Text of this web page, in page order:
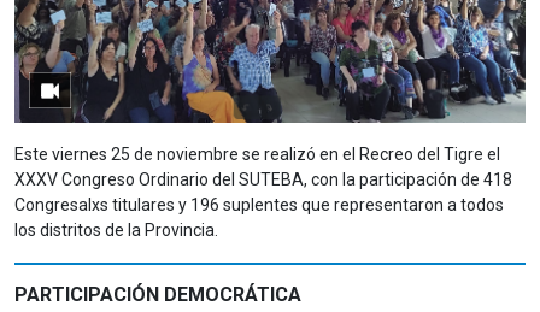
Este viernes 25 de noviembre se realizó en el Recreo del Tigre el
XXXV Congreso Ordinario del SUTEBA, con la participación de 418
Congresalxs titulares y 196 suplentes que representaron a todos
los distritos de la Provincia.
PARTICIPACIÓN DEMOCRÁTICA